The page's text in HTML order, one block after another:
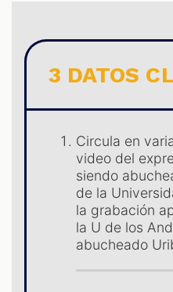
3 DATOS
Circula en
video del
siendo
de la
la grabación
la U de los
abucheado